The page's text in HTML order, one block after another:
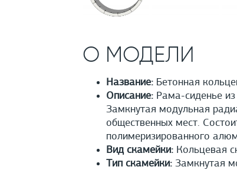
О МОДЕЛИ
Название: Бетонная
Описание: Рама-сиденье
Замкнутая модульная
общественных мест.
полимеризированного
Вид скамейки: Кольцевая
Тип скамейки: Замкнутая